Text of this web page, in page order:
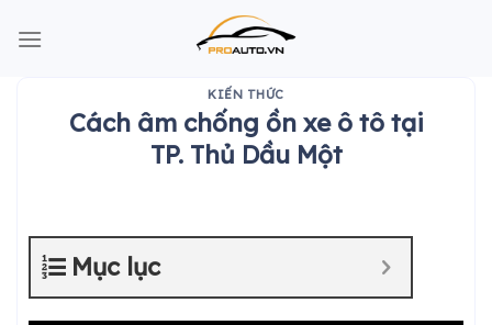
KIẾN THỨC
Cách âm chống ồn xe ô tô tại
TP. Thủ Dầu Một
Mục lục